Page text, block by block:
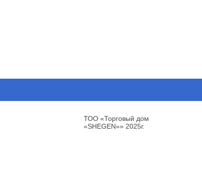
ТОО «Торговый дом
«SHEGEN»» 2025г.